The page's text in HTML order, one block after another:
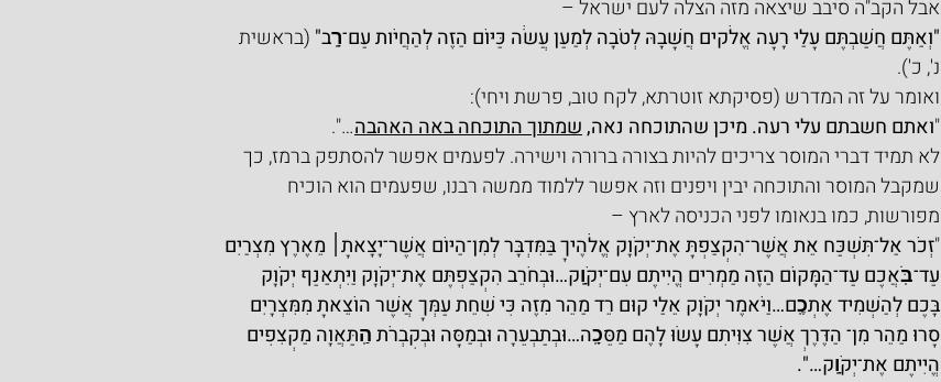
אבל הקב"ה סיבב שיצאה מזה הצלה לעם ישראל –
"וְאַתֶּם חֲשַׁבְתֶּם עָלַי רָעָה אֱלֹקים חֲשָׁבָהּ לְטֹבָה לְמַעַן עֲשֹׂה כַּיּוֹם הַזֶּה לְהַחֲיֹות עַם־רָֽב" (בראשית
נ', כ').
ואומר על זה המדרש (פסיקתא זוטרתא, לקח טוב, פרשת ויחי):
"ואתם חשבתם עלי רעה. מיכן שהתוכחה נאה, שמתוך התוכחה באה האהבה…".
לא תמיד דברי המוסר צריכים להיות בצורה ברורה וישירה. לפעמים אפשר להסתפק ברמז, כך
שמקבל המוסר והתוכחה יבין ויפנים וזה אפשר ללמוד ממשה רבנו, שפעמים הוא הוכיח
מפורשות, כמו בנאומו לפני הכניסה לארץ –
"זְכֹר אַל־תִּשְׁכַּח אֵת אֲשֶׁר־הִקְצַפְתָּ אֶת־יְקֹוָק אֱלֹהֶיךָ בַּמִּדְבָּר לְמִן־הַיּוֹם אֲשֶׁר־יָצָאתָ׀ מֵאֶרֶץ מִצְרַיִם
עַד־בֹּֽאֲכֶם עַד־הַמָּקוֹם הַזֶּה מַמְרִים הֱיִיתֶם עִם־יְקֹוָֽק…וּבְחֹרֵב הִקְצַפְתֶּם אֶת־יְקֹוָק וַיִּתְאַנַּף יְקֹוָק
בָּכֶם לְהַשְׁמִיד אֶתְכֶֽם…וַיֹּאמֶר יְקֹוָק אֵלַי קוּם רֵד מַהֵר מִזֶּה כִּי שִׁחֵת עַמְּךָ אֲשֶׁר הוֹצֵאתָ מִמִּצְרָיִם
סָרוּ מַהֵר מִן־ הַדֶּרֶךְ אֲשֶׁר צִוִּיתִם עָשׂוּ לָהֶם מַסֵּכָֽה…וּבְתַבְעֵרָה וּבְמַסָּה וּבְקִבְרֹת הַֽתַּאֲוָה מַקְצִפִים
הֱיִיתֶם אֶת־יְקֹוָֽק…".